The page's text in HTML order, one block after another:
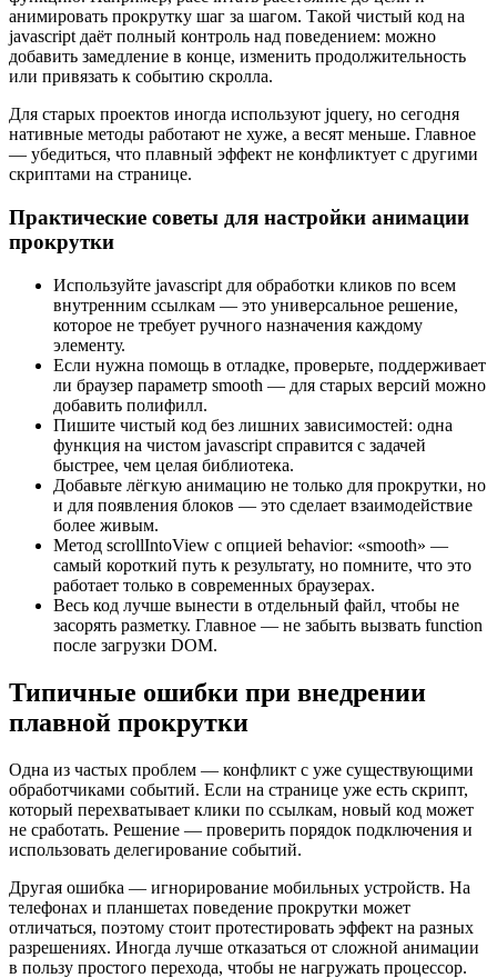
анимировать прокрутку шаг за шагом. Такой чистый код на
javascript даёт полный контроль над поведением: можно
добавить замедление в конце, изменить продолжительность
или привязать к событию скролла.
Для старых проектов иногда используют jquery, но сегодня
нативные методы работают не хуже, а весят меньше. Главное
— убедиться, что плавный эффект не конфликтует с другими
скриптами на странице.
Практические советы для настройки анимации
прокрутки
Используйте javascript для обработки кликов по всем
внутренним ссылкам — это универсальное решение,
которое не требует ручного назначения каждому
элементу.
Если нужна помощь в отладке, проверьте, поддерживает
ли браузер параметр smooth — для старых версий можно
добавить полифилл.
Пишите чистый код без лишних зависимостей: одна
функция на чистом javascript справится с задачей
быстрее, чем целая библиотека.
Добавьте лёгкую анимацию не только для прокрутки, но
и для появления блоков — это сделает взаимодействие
более живым.
Метод scrollIntoView с опцией behavior: «smooth» —
самый короткий путь к результату, но помните, что это
работает только в современных браузерах.
Весь код лучше вынести в отдельный файл, чтобы не
засорять разметку. Главное — не забыть вызвать function
после загрузки DOM.
Типичные ошибки при внедрении
плавной прокрутки
Одна из частых проблем — конфликт с уже существующими
обработчиками событий. Если на странице уже есть скрипт,
который перехватывает клики по ссылкам, новый код может
не сработать. Решение — проверить порядок подключения и
использовать делегирование событий.
Другая ошибка — игнорирование мобильных устройств. На
телефонах и планшетах поведение прокрутки может
отличаться, поэтому стоит протестировать эффект на разных
разрешениях. Иногда лучше отказаться от сложной анимации
в пользу простого перехода, чтобы не нагружать процессор.